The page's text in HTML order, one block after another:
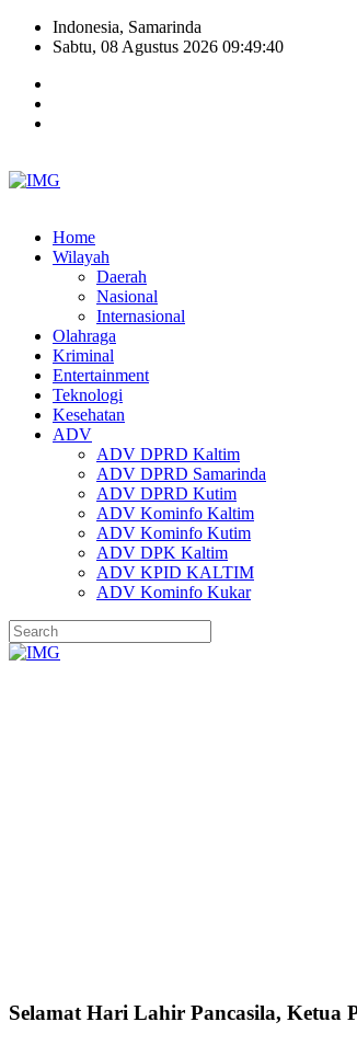
Indonesia, Samarinda
Sabtu, 08 Agustus 2026 09:49:41
Home
Wilayah
Daerah
Nasional
Internasional
Olahraga
Kriminal
Entertainment
Teknologi
Kesehatan
ADV
ADV DPRD Kaltim
ADV DPRD Samarinda
ADV DPRD Kutim
ADV Kominfo Kaltim
ADV Kominfo Kutim
ADV DPK Kaltim
ADV KPID KALTIM
ADV Kominfo Kukar
Selamat Hari Lahir Pancasila, Ketua